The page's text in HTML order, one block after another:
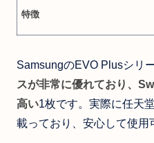
特徴
SamsungのEVO Plusシリー
スが非常に優れており、
高い1枚です。実際に任天
載っており、安心して使用